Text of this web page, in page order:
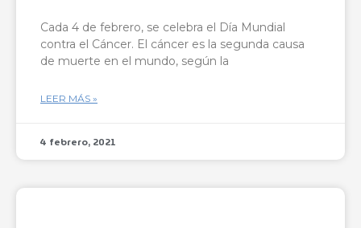
Cada 4 de febrero, se celebra el Día Mundial
contra el Cáncer. El cáncer es la segunda causa
de muerte en el mundo, según la
LEER MÁS »
4 febrero, 2021